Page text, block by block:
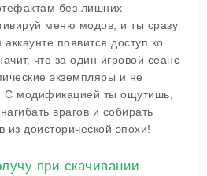
без лишних
меню модов, и ты сразу
появится доступ ко
что за один игровой сеанс
экземпляры и не
С модификацией ты ощутишь,
врагов и собирать
из доисторической эпохи!
при скачивании